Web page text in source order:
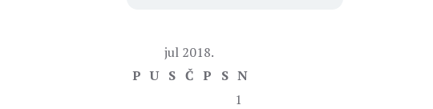
jul 2018.
P U S Č P S N
1